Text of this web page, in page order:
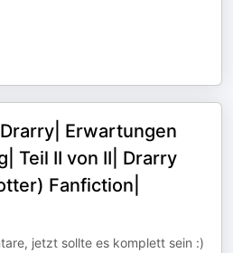
Erwartungen
Teil II von II| Drarry
Fanfiction|
jetzt sollte es komplett sein :)